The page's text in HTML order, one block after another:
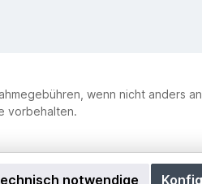
wenn nicht anders
vorbehalten.
notwendige